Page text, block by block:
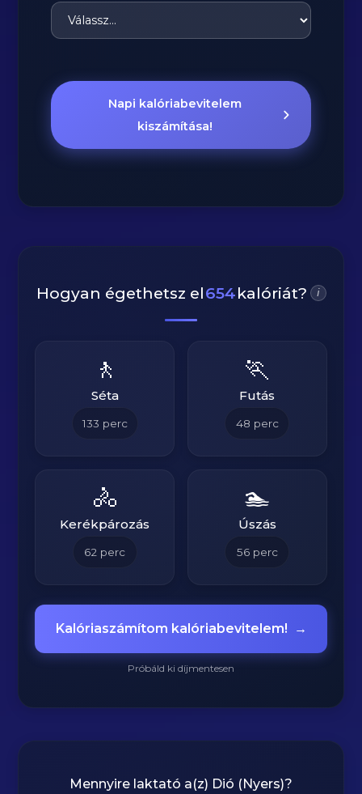
Napi kalóriabevitelem
kiszámítása!
Hogyan égethetsz el654kalóriát? i
🚶
Séta
133 perc
🏃
Futás
48 perc
🚴
Kerékpározás
62 perc
🏊
Úszás
56perc
Kalóriaszámítom kalóriabevitelem! →
Próbáld ki díjmentesen
Mennyire laktató a(z) Dió (Nyers)?